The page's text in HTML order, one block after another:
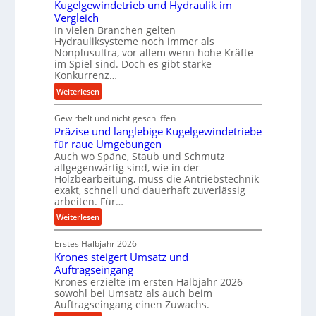
f
o
r
m
a
n
c
e
b
e
i
m
D
r
ü
c
k
p
r
o
z
e
s
Kugelgewindetrieb und Hydraulik im
Vergleich
In vielen Branchen gelten
Hydrauliksysteme noch immer als
Nonplusultra, vor allem wenn hohe Kräfte
im Spiel sind. Doch es gibt starke
Konkurrenz…
Weiterlesen:
K
u
g
e
l
g
e
w
i
n
e
r
i
e
Gewirbelt und nicht geschliffen
Präzise und langlebige Kugelgewindetriebe
für raue Umgebungen
Auch wo Späne, Staub und Schmutz
allgegenwärtig sind, wie in der
Holzbearbeitung, muss die Antriebstechnik
exakt, schnell und dauerhaft zuverlässig
arbeiten. Für…
Weiterlesen:
P
r
ä
z
i
s
e
Erstes Halbjahr 2026
Krones steigert Umsatz und
Auftragseingang
Krones erzielte im ersten Halbjahr 2026
sowohl bei Umsatz als auch beim
Auftragseingang einen Zuwachs.